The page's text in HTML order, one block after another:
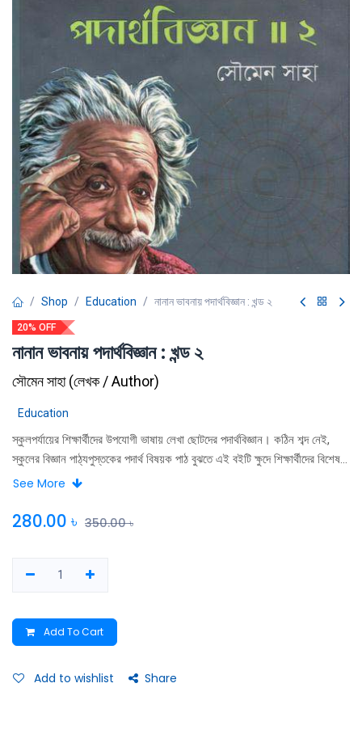
Shop Education নানান ভাবনায় পদার্থবিজ্ঞান : খন্ড ২
20% OFF
নানান ভাবনায় পদার্থবিজ্ঞান : খন্ড ২
সৌমেন সাহা(লেখক / Author)
Education
স্কুলপর্যায়ের শিক্ষার্থীদের উপযোগী ভাষায় লেখা ছোটদের পদার্থবিজ্ঞান। কঠিন শব্দ নেই,
স্কুলের বিজ্ঞান পাঠ্যপুস্তকের পদার্থ বিষয়ক পাঠ বুঝতে এই বইটি ক্ষুদে শিক্ষার্থীদের বিশেষ
সহায়ক হবে। মুখস্ত করে নয়, পদার্থ বিষয়ক পাঠ সহজভাবে জেনে-বুঝেই তারা স্কুল
ধর্ম, পরমাণুর নিউক্লিয় বল পর্যন্ত অবস্থা, আইসোটোপ, তেজস্ক্রিয়তা, প্রতীক ও
See More
280.00 ৳ 350.00৳
Add To Cart
Add to wishlist Share